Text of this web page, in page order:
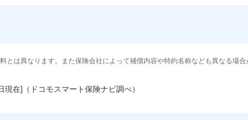
は異なります。また保険会社によって補償内容や特約名称なども異なる場
現在]（ドコモスマート保険ナビ調べ）